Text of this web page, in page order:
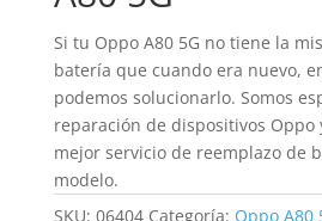
Si tu Oppo A80 5G no tiene la
batería que cuando era nuevo,
podemos solucionarlo. Somos
reparación de dispositivos Oppo
mejor servicio de reemplazo de
modelo.
SKU: 06404 Categoría: Oppo A80